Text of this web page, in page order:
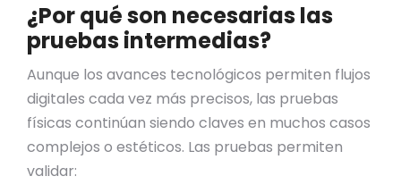
¿Por qué son necesarias las
pruebas intermedias?
Aunque los avances tecnológicos permiten flujos
digitales cada vez más precisos, las pruebas
físicas continúan siendo claves en muchos casos
complejos o estéticos. Las pruebas permiten
validar: